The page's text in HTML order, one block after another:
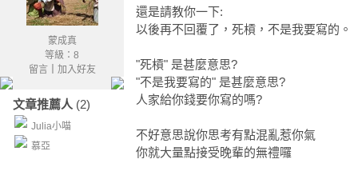
蒙成真
等級：8
留言｜ 加入好友
文章推薦人 (2)
Julia小喵
慕亞
還是請教你一下:
以後再不回覆了，死槓，不是我要寫的。
"死槓" 是甚麼意思?
"不是我要寫的" 是甚麼意思?
人家給你錢要你寫的嗎?
不好意思說你思考有點混亂惹你氣
你就大量點接受晚輩的無禮囉